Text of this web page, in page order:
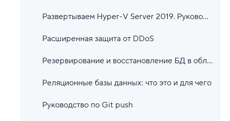
Развертываем Hyper-V Server 2019. Руководство для системных администраторов
Расширенная защита от DDoS
Резервирование и восстановление БД в облачной среде
Реляционные базы данных: что это и для чего
Руководство по Git push